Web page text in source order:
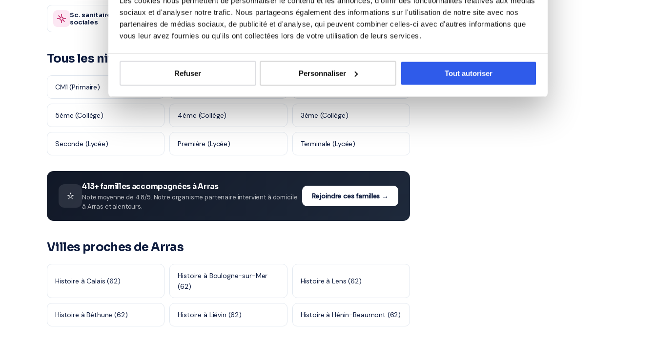
sociaux et d'analyser notre trafic. Nous partageons également des informations sur l'utilisation de notre site avec nos
partenaires de médias sociaux, de publicité et d'analyse, qui peuvent combiner celles-ci avec d'autres informations que
vous leur avez fournies ou qu'ils ont collectées lors de votre utilisation de leurs services.
Refuser Personnaliser Tout autoriser
Sc. sanitaires et
sociales
5 600 profs
Tous les niveaux en Histoire à Arras
CM1 (Primaire) CM2 (Primaire) 6ème (Collège)
5ème (Collège) 4ème (Collège) 3ème (Collège)
Seconde (Lycée) Première (Lycée) Terminale (Lycée)
⭐
413+ familles accompagnées à Arras
Note moyenne de 4.8/5. Notre organisme partenaire intervient à domicile
à Arras et alentours.
Rejoindre ces familles →
Villes proches de Arras
Histoire à Calais (62)
Histoire à Boulogne-sur-Mer
(62)
Histoire à Lens (62)
Histoire à Béthune (62) Histoire à Liévin (62) Histoire à Hénin-Beaumont (62)